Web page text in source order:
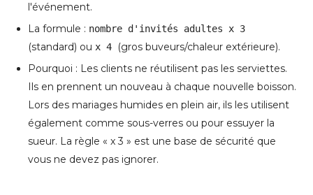
l'événement.
La formule : nombre d'invités adultes x 3
(standard) ou x 4
(gros buveurs/chaleur extérieure).
Pourquoi : Les clients ne réutilisent pas les serviettes.
Ils en prennent un nouveau à chaque nouvelle boisson.
Lors des mariages humides en plein air, ils les utilisent
également comme sous-verres ou pour essuyer la
sueur. La règle « x 3 » est une base de sécurité que
vous ne devez pas ignorer.